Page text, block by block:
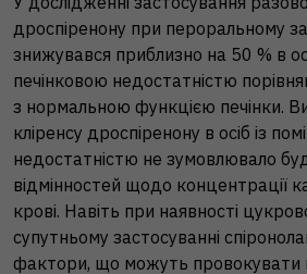
дроспіренону при пероральному
знижувався приблизно на 50 % в
печінковою недостатністю
з нормальною функцією печінки.
кліренсу дроспіренону в осіб із
недостатністю не зумовлювало
відмінностей щодо концентрації
крові. Навіть при наявності
супутньому застосуванні
фактори, що можуть провокувати